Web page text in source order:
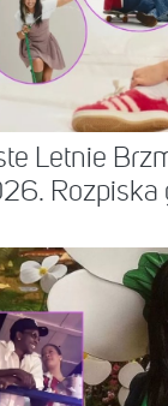
Letnie
Rozpiska